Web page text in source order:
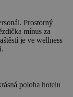
Prostorný
mínus za
je ve wellness
poloha hotelu